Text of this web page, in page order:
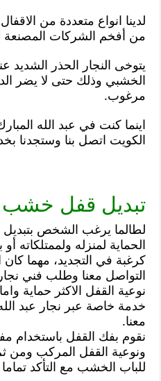
لدينا انواع متعددة من
من أفخم الشركات المصنعة
يتوخى النجار الحذر الشديد
الخشبي وذلك حتى لا يضر
مرغوب.
اينما كنت في عبد الله
الكويت اتصل بنا وستجدنا
تبديل قفل خشب
لطالما يرغب الشخص
الحماية لمنزله ولممتلكاته
كرغبة في التجديد، مهما
التواصل معنا وطلب فني
نوعية القفل الاكثر حماية
خدمة خاصة عبر نجار عبد
معنا.
نقوم بفك القفل باستخدام
ونوعية القفل المركب ومن
للباب الخشب مع التأكد